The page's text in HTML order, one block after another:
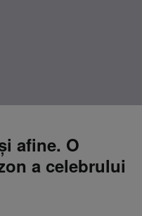
afine. O
a celebrului